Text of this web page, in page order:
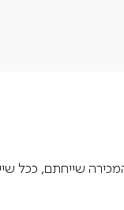
שייחתם, ככל